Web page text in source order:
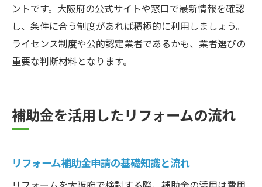
ントです。大阪府の公式サイトや窓口で最新情報を確認
し、条件に合う制度があれば積極的に利用しましょう。
ライセンス制度や公的認定業者であるかも、業者選びの
重要な判断材料となります。
補助金を活用したリフォームの流れ
リフォーム補助金申請の基礎知識と流れ